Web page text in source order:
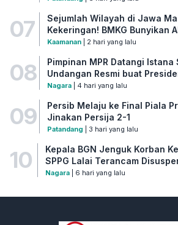
07
Sejumlah Wilayah di Jawa
Kekeringan! BMKG Bunyikan
Kaamanan| 2 hari yang lalu
08
Pimpinan MPR Datangi Istana
Undangan Resmi buat
Nagara| 4 hari yang lalu
09
Persib Melaju ke Final Piala
Jinakan Persija 2-1
Patandang | 3 hari yang lalu
10
Kepala BGN Jenguk Korban
SPPG Lalai Terancam
Nagara| 6 hari yang lalu